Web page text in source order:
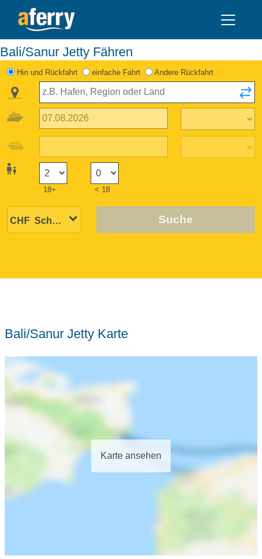
Bali/Sanur Jetty Fähren
Hin und Rückfahrt einfache Fahrt Andere Rückfahrt
18+ < 18
Suche
Bali/Sanur Jetty Karte
Karte ansehen